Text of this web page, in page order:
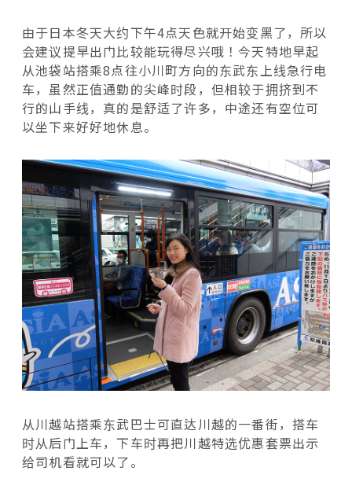
由于日本冬天大约下午4点天色就开始变黑了，所以
会建议提早出门比较能玩得尽兴哦！今天特地早起
从池袋站搭乘8点往小川町方向的东武东上线急行电
车，虽然正值通勤的尖峰时段，但相较于拥挤到不
行的山手线，真的是舒适了许多，中途还有空位可
以坐下来好好地休息。
从川越站搭乘东武巴士可直达川越的一番街，搭车
时从后门上车，下车时再把川越特选优惠套票出示
给司机看就可以了。